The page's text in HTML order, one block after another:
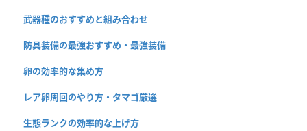
武器種のおすすめと組み合わせ
防具装備の最強おすすめ・最強装備
卵の効率的な集め方
レア卵周回のやり方・タマゴ厳選
生態ランクの効率的な上げ方